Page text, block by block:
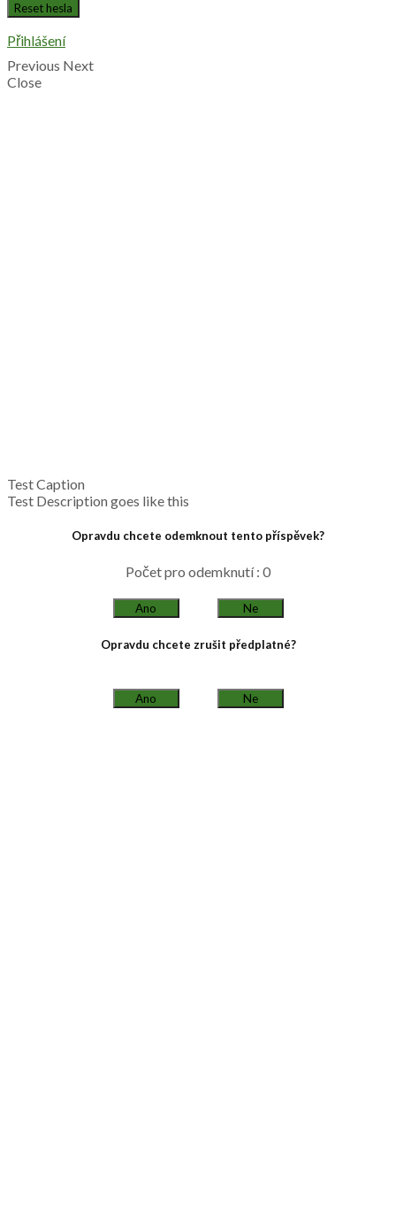
Přihlášení
Previous Next
Close
Test Caption
Test Description goes like this
Opravdu chcete odemknout tento příspěvek?
Počet pro odemknutí : 0
Ano Ne
Opravdu chcete zrušit předplatné?
Ano Ne